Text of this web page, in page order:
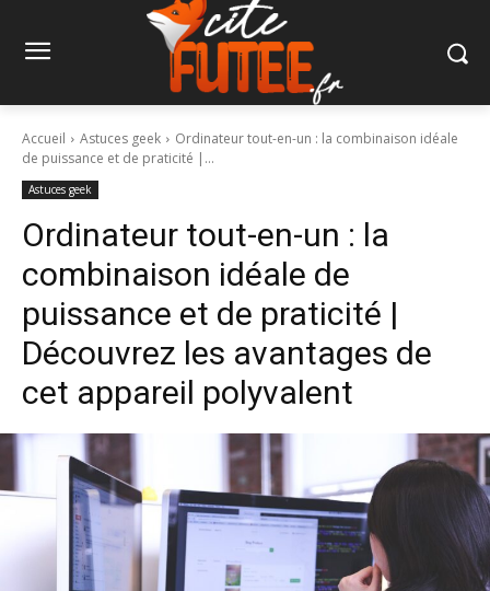
Accueil Astuces geek
Ordinateur tout-en-un : la combinaison idéale
de puissance et de praticité |...
Astuces geek
Ordinateur tout-en-un : la
combinaison idéale de
puissance et de praticité |
Découvrez les avantages de
cet appareil polyvalent